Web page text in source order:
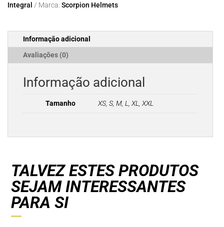
SP
Matt
White
Integral
Marca: Scorpion Helmets
Informação adicional
Avaliações (0)
Informação adicional
Tamanho XS, S, M, L, XL, XXL
TALVEZ ESTES PRODUTOS
SEJAM INTERESSANTES
PARA SI